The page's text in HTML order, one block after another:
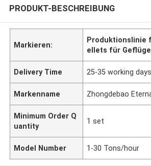
PRODUKT-BESCHREIBUNG
Markieren:
Produktionslinie
ellets für
Delivery Time 25-35 working days
Markenname Zhongdebao
Minimum Order Q
uantity
1 set
Model Number 1-30 Tons/hour